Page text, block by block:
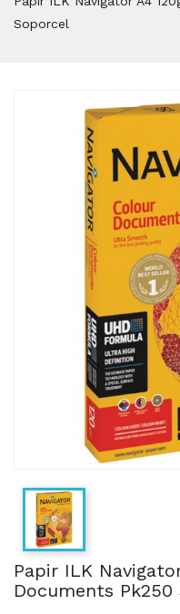
Soporcel
Papir ILK
Documents Pk250